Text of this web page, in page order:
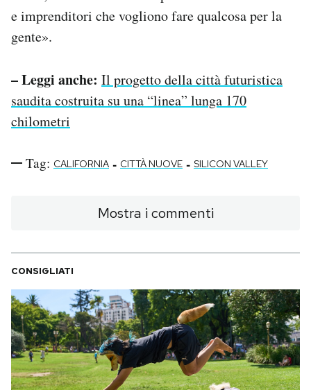
e imprenditori che vogliono fare qualcosa per la
gente».
– Leggi anche: Il progetto della città futuristica
saudita costruita su una “linea” lunga 170
chilometri
Tag: CALIFORNIA - CITTÀ NUOVE - SILICON VALLEY
Mostra i commenti
CONSIGLIATI